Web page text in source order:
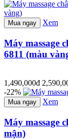
Mua ngay Xem
Máy massage
6811 (màu
1,490,000đ
-22%
Mua ngay Xem
Máy massage
mận)